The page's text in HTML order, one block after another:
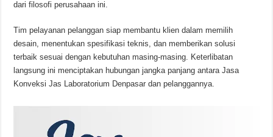
dari filosofi perusahaan ini.
Tim pelayanan pelanggan siap membantu klien dalam memilih
desain, menentukan spesifikasi teknis, dan memberikan solusi
terbaik sesuai dengan kebutuhan masing-masing. Keterlibatan
langsung ini menciptakan hubungan jangka panjang antara Jasa
Konveksi Jas Laboratorium Denpasar dan pelanggannya.